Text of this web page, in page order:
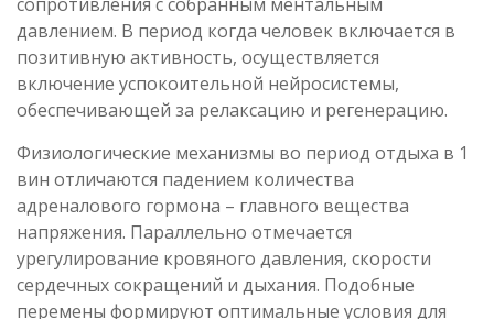
давлением. В период когда человек включается в
позитивную активность, осуществляется
включение успокоительной нейросистемы,
обеспечивающей за релаксацию и регенерацию.
Физиологические механизмы во период отдыха в 1
вин отличаются падением количества
адреналового гормона – главного вещества
напряжения. Параллельно отмечается
урегулирование кровяного давления, скорости
сердечных сокращений и дыхания. Подобные
перемены формируют оптимальные условия для